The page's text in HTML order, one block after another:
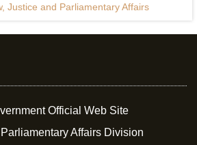
Justice and Parliamentary Affairs
Official Web Site
Affairs Division